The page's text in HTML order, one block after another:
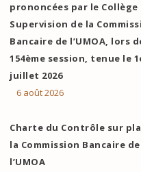
prononcées par le Collège
Supervision de la
Bancaire de l’UMOA, lors
154ème session, tenue le
juillet 2026
6 août 2026
Charte du Contrôle sur
la Commission Bancaire de
l’UMOA